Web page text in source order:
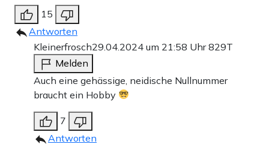
15
Antworten
Kleinerfrosch29.04.2024 um 21:58 Uhr829T
Melden
Auch eine gehässige, neidische Nullnummer
braucht ein Hobby
7
Antworten